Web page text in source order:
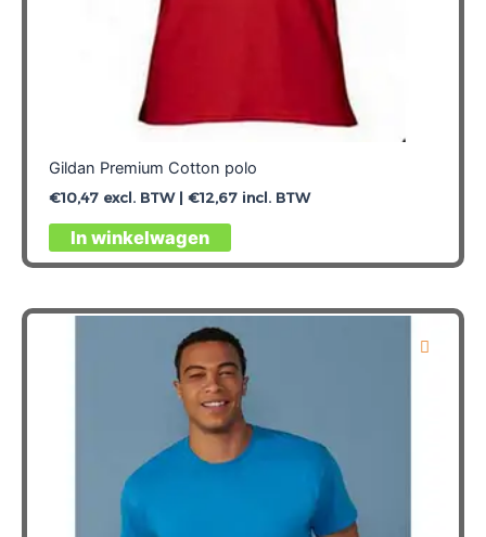
Gildan Premium Cotton polo
€10,47excl. BTW | €12,67incl. BTW
In winkelwagen
Dit
product
meerdere
variaties.
Deze
optie
kan
gekozen
worden